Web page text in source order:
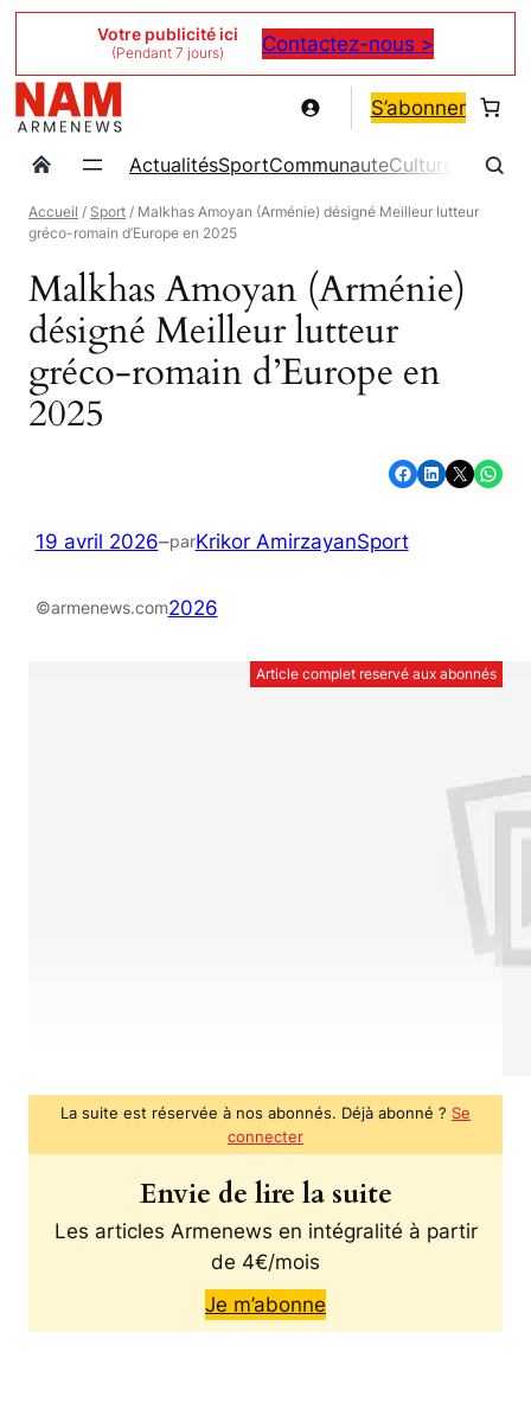
contenu
Votre publicité ici
(Pendant 7 jours) Contactez-nous >
S’abonner
ActualitésSportCommunauteCulture
Accueil / Sport / Malkhas Amoyan (Arménie) désigné Meilleur lutteur
gréco-romain d’Europe en 2025
Malkhas Amoyan (Arménie)
désigné Meilleur lutteur
gréco-romain d’Europe en
2025
Partager sur Facebook Partager sur LinkedIn Partager sur X Partager sur WhatsApp
19 avril 2026–parKrikor AmirzayanSport
©armenews.com2026
Article complet reservé aux abonnés
La suite est réservée à nos abonnés. Déjà abonné ? Se
connecter
Envie de lire la suite
Les articles Armenews en intégralité à partir
de 4€/mois
Je m’abonne